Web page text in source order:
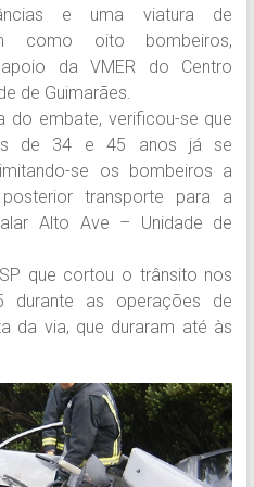
e uma viatura de
como oito bombeiros,
da VMER do Centro
de Guimarães.
do embate, verificou-se que
de 34 e 45 anos já se
se os bombeiros a
transporte para a
Alto Ave – Unidade de
que cortou o trânsito nos
durante as operações de
da via, que duraram até às